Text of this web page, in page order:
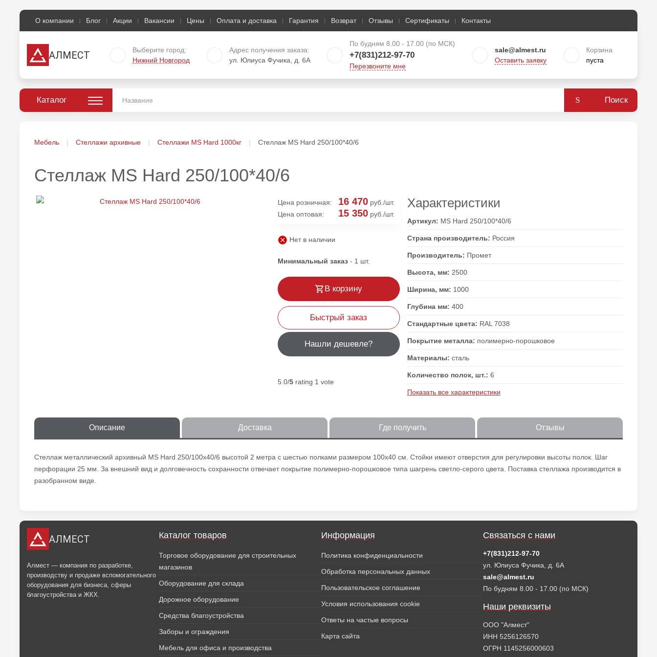
О компании Блог Акции Вакансии Цены Оплата и доставка Гарантия Возврат Отзывы Сертификаты Контакты
АЛМЕСТ
Выберите город:
Нижний Новгород
Адрес получения заказа:
ул. Юлиуса Фучика, д. 6А
По будням 8.00 - 17.00 (по МСК)
+7(831)212-97-70
Перезвоните мне
sale@almest.ru
Оставить заявку
Корзина
пуста
Каталог Поиск
Мебель Стеллажи архивные Стеллажи MS Hard 1000кг Стеллаж MS Hard 250/100*40/6
Стеллаж MS Hard 250/100*40/6
Цена розничная: 16 470руб./шт.
Цена оптовая:
15 350руб./шт.
Нет в наличии
Минимальный заказ- 1 шт.
В корзину
Быстрый заказ
Нашли дешевле?
5.0/5rating 1 vote
Характеристики
Артикул: MS Hard 250/100*40/6
Страна производитель: Россия
Производитель: Промет
Высота, мм: 2500
Ширина, мм: 1000
Глубина мм: 400
Стандартные цвета: RAL 7038
Покрытие металла: полимерно-порошковое
Материалы: сталь
Количество полок, шт.: 6
Показать все характеристики
Описание Доставка Где получить Отзывы
Стеллаж металлический архивный MS Hard 250/100х40/6 высотой 2 метра с шестью полками размером 100х40 см. Стойки имеют отверстия для регулировки высоты полок. Шаг
перфорации 25 мм. За внешний вид и долговечность сохранности отвечает покрытие полимерно-порошковое типа шагрень светло-серого цвета. Поставка стеллажа производится в
разобранном виде.
АЛМЕСТ
Алмест — компания по разработке,
производству и продаже вспомогательного
оборудования для бизнеса, сферы
благоустройства и ЖКХ.
Каталог товаров
Торговое оборудование для строительных
магазинов
Оборудование для склада
Дорожное оборудование
Средства благоустройства
Заборы и ограждения
Мебель для офиса и производства
Информация
Политика конфиденциальности
Обработка персональных данных
Пользовательское соглашение
Условия использования cookie
Ответы на частые вопросы
Карта сайта
Связаться с нами
+7(831)212-97-70
ул. Юлиуса Фучика, д. 6А
sale@almest.ru
По будням 8.00 - 17.00 (по МСК)
Наши реквизиты
ООО "Алмест"
ИНН 5256126570
ОГРН 1145256000603